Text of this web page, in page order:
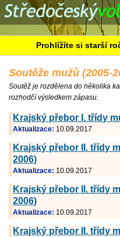
Prohlížíte si starší
Soutěže mužů (2005-
Soutěž je rozdělena do několika
rozhodčí výsledkem zápasu.
Krajský přebor I. třídy
Aktualizace: 10.09.2017
Krajský přebor II. třídy
2006)
Aktualizace: 10.09.2017
Krajský přebor II. třídy
2006)
Aktualizace: 10.09.2017
Krajský přebor II. třídy